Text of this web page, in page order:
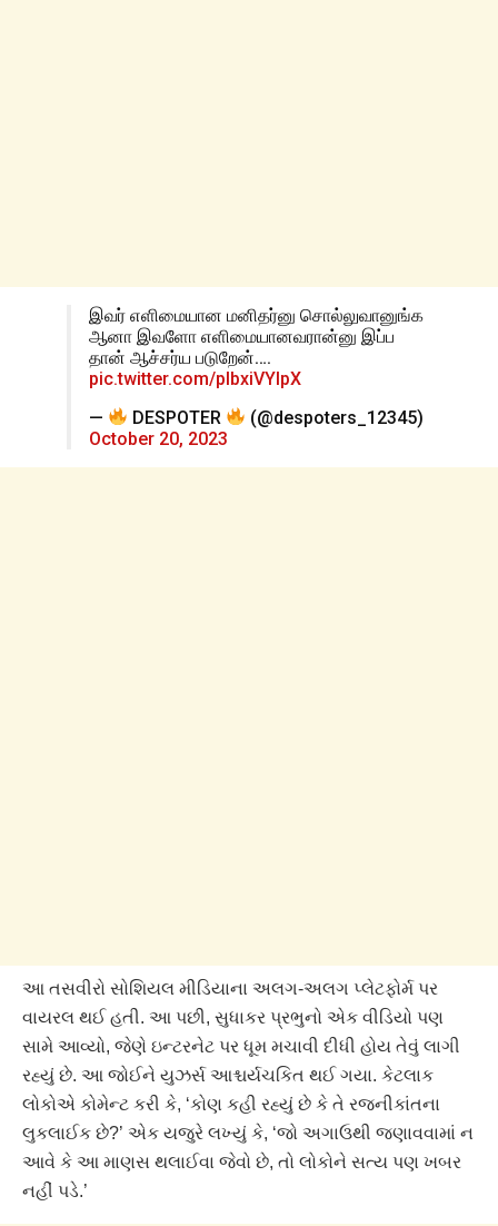
இவர் எளிமையான மனிதர்னு சொல்லுவானுங்க
ஆனா இவளோ எளிமையானவரான்னு இப்ப
தான் ஆச்சர்ய படுறேன்….
pic.twitter.com/pIbxiVYlpX
—
DESPOTER
(@despoters_12345)
October 20, 2023
આ તસવીરો સોશિયલ મીડિયાના અલગ-અલગ પ્લેટફોર્મ પર
વાયરલ થઈ હતી. આ પછી, સુધાકર પ્રભુનો એક વીડિયો પણ
સામે આવ્યો, જેણે ઇન્ટરનેટ પર ધૂમ મચાવી દીધી હોય તેવું લાગી
રહ્યું છે. આ જોઈને યુઝર્સ આશ્ચર્યચકિત થઈ ગયા. કેટલાક
લોકોએ કોમેન્ટ કરી કે, ‘કોણ કહી રહ્યું છે કે તે રજનીકાંતના
લુકલાઈક છે?’ એક યજુરે લખ્યું કે, ‘જો અગાઉથી જણાવવામાં ન
આવે કે આ માણસ થલાઈવા જેવો છે, તો લોકોને સત્ય પણ ખબર
નહીં પડે.’